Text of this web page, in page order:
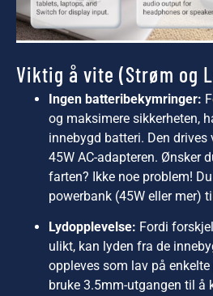
Viktig å vite (Strøm og
Ingen batteribekymringer:
og maksimere sikkerheten,
innebygd batteri. Den
45W AC-adapteren. Ønsker
farten? Ikke noe problem!
powerbank (45W eller mer)
Lydopplevelse: Fordi
ulikt, kan lyden fra de
oppleves som lav på
bruke 3.5mm-utgangen til å